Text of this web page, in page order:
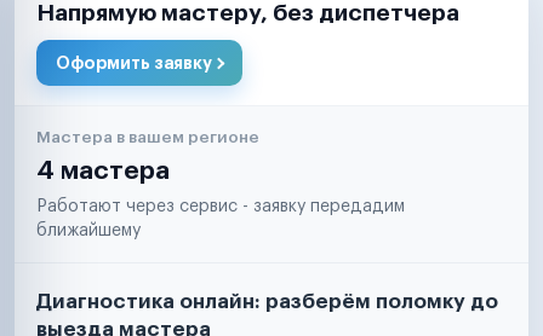
Напрямую мастеру, без диспетчера
Оформить заявку
Мастера в вашем регионе
4 мастера
Работают через сервис - заявку передадим
ближайшему
Диагностика онлайн: разберём поломку до
выезда мастера